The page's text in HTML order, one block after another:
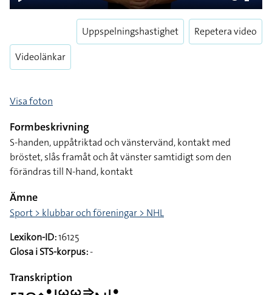
Play
Enter
Videolänkar
Uppspelningshastighet Repetera video
Visa foton
Formbeskrivning
S-handen, uppåtriktad och vänstervänd, kontakt med
bröstet, slås framåt och åt vänster samtidigt som den
förändras till N-hand, kontakt
Ämne
Sport > klubbar och föreningar > NHL
Lexikon-ID:16125
Glosa i STS-korpus:-
Transkription